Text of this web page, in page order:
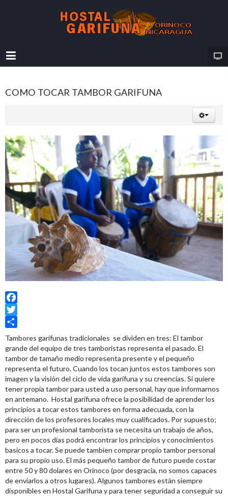
COMO TOCAR TAMBOR GARIFUNA
Facebook
Twitter
Share
Tambores garífunas tradicionales se dividen en tres: El tambor
grande del equipo de tres tamboristas representa el pasado. El
tambor de tamaño medio representa presente y el pequeño
representa el futuro. Cuando los tocan juntos estos tambores son
imagen y la visión del ciclo de vida garífuna y su creencias. Si quiere
tener propia tambor para usted a uso personal, hay que informarnos
en antemano. Hostal garífuna ofrece la posibilidad de aprender los
principios a tocar estos tambores en forma adecuada, con la
dirección de los profesores locales muy cualificados. Por supuesto;
para ser un profesional tamborista se necesita un trabajo de años,
pero en pocos días podrá encontrar los principios y conocimientos
basicos a tocar. Se puede tambien comprar propio tambor personal
para su propio uso. El más pequeño tambor de futuro puede costar
entre 50 y 80 dolares en Orinoco (por desgracia, no somos capaces
de enviarlos a otros lugares). Algunos tambores están siempre
disponibles en Hostal Garifuna y para tener seguridad a conseguir su